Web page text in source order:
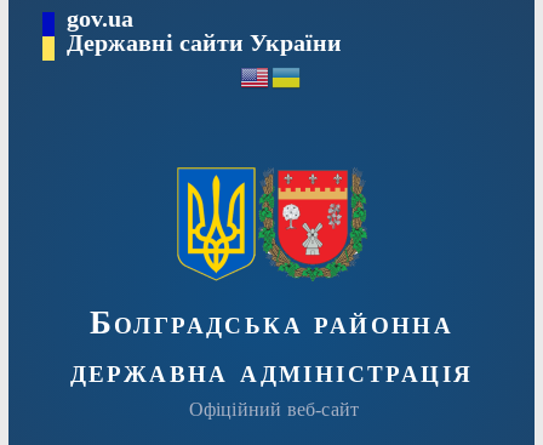
Перейтиgov.ua
Державні сайти України
Болградська районна
державна адміністрація
Офіційний веб-сайт